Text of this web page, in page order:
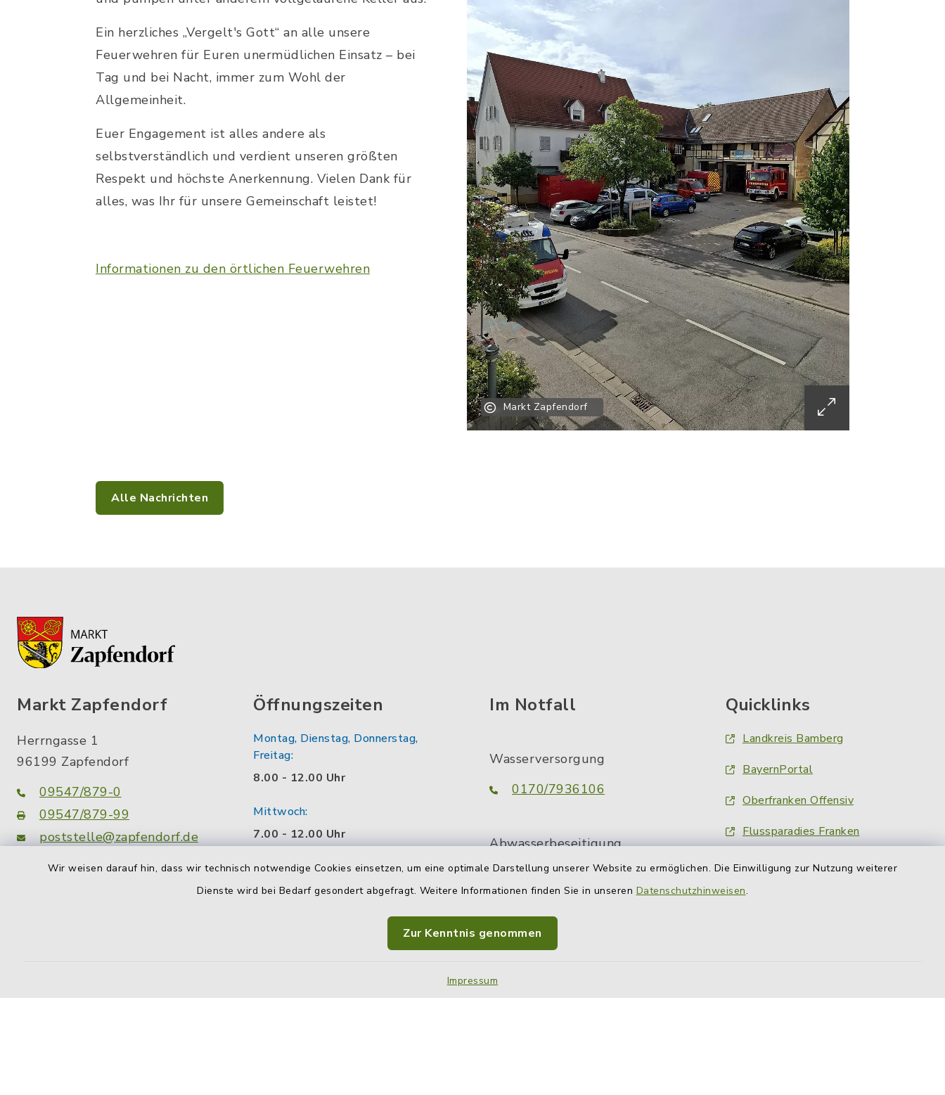
Wir weisen darauf hin, dass wir technisch notwendige Cookies einsetzen, um eine optimale Darstellung unserer Website zu ermöglichen. Die Einwilligung zur Nutzung weiterer
Dienste wird bei Bedarf gesondert abgefragt. Weitere Informationen finden Sie in unseren Datenschutzhinweisen.
Zur Kenntnis genommen
Impressum
Markt Zapfendorf
Ein herzliches „Vergelt's Gott“ an alle unsere
Feuerwehren für Euren unermüdlichen Einsatz – bei
Tag und bei Nacht, immer zum Wohl der
Allgemeinheit.
Euer Engagement ist alles andere als
selbstverständlich und verdient unseren größten
Respekt und höchste Anerkennung. Vielen Dank für
alles, was Ihr für unsere Gemeinschaft leistet!
Informationen zu den örtlichen Feuerwehren
Alle Nachrichten
Markt Zapfendorf
Herrngasse 1
96199 Zapfendorf
09547/879-0
09547/879-99
poststelle@zapfendorf.de
Öffnungszeiten
Montag, Dienstag, Donnerstag,
Freitag:
8.00 - 12.00 Uhr
Mittwoch:
7.00 - 12.00 Uhr
Montag zusätzlich:
14.00 - 18.00 Uhr
Wir sind auch außerhalb dieser
Zeiten für Sie da. Vereinbaren Sie
Im Notfall
Wasserversorgung
0170/7936106
Abwasserbeseitigung
0160/3051302
Quicklinks
Landkreis Bamberg
BayernPortal
Oberfranken Offensiv
Flussparadies Franken
Obermain Jura
Nachrichten am Ort